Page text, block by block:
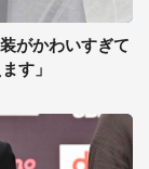
がかわいすぎて
す」